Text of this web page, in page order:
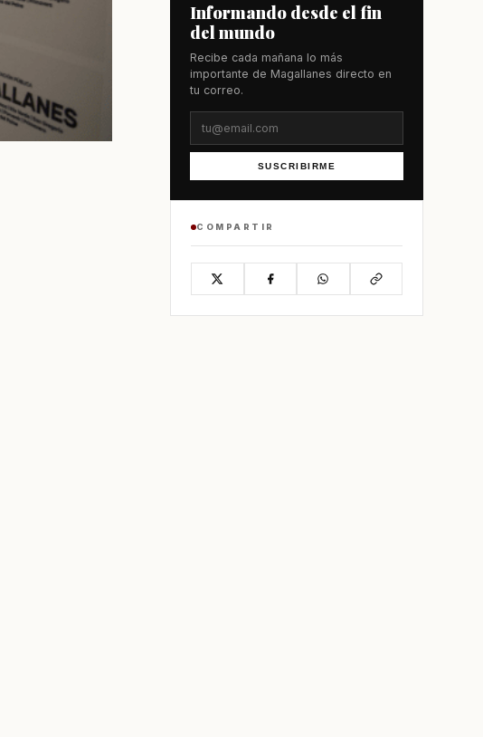
Informando desde el fin
del mundo
Recibe cada mañana lo más
importante de Magallanes directo en
tu correo.
SUSCRIBIRME
COMPARTIR